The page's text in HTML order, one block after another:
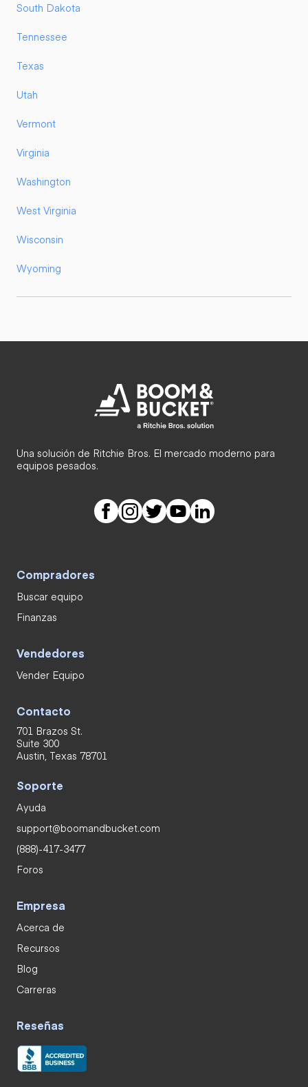
South Dakota
Tennessee
Texas
Utah
Vermont
Virginia
Washington
West Virginia
Wisconsin
Wyoming
Una solución de Ritchie Bros. El mercado moderno para
equipos pesados.
Compradores
Buscar equipo
Finanzas
Vendedores
Vender Equipo
Contacto
701 Brazos St.
Suite 300
Austin, Texas 78701
Soporte
Ayuda
support@boomandbucket.com
(888)-417-3477
Foros
Empresa
Acerca de
Recursos
Blog
Carreras
Reseñas